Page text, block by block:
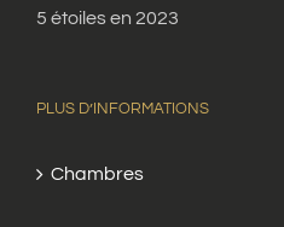
5 étoiles en 2023
PLUS D’INFORMATIONS
Chambres